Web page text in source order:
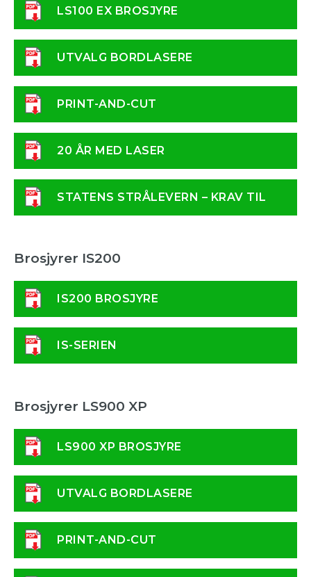
LS100 EX BROSJYRE
UTVALG BORDLASERE
PRINT-AND-CUT
20 ÅR MED LASER
STATENS STRÅLEVERN – KRAV TIL
Brosjyrer IS200
IS200 BROSJYRE
IS-SERIEN
Brosjyrer LS900 XP
LS900 XP BROSJYRE
UTVALG BORDLASERE
PRINT-AND-CUT